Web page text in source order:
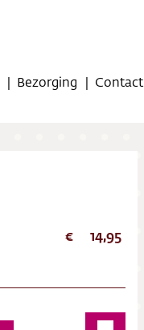
Bezorging Contact
14,95